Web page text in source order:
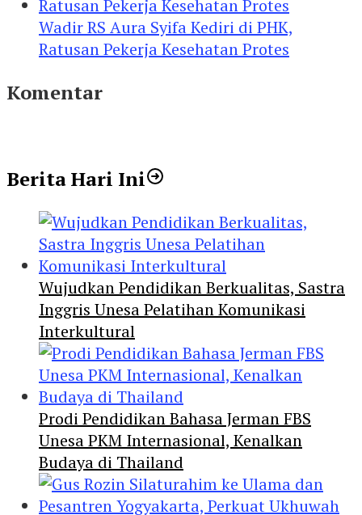
Wadir RS Aura Syifa Kediri di PHK,
Ratusan Pekerja Kesehatan Protes
Komentar
Berita Hari Ini
Wujudkan Pendidikan Berkualitas, Sastra
Inggris Unesa Pelatihan Komunikasi
Interkultural
Prodi Pendidikan Bahasa Jerman FBS
Unesa PKM Internasional, Kenalkan
Budaya di Thailand